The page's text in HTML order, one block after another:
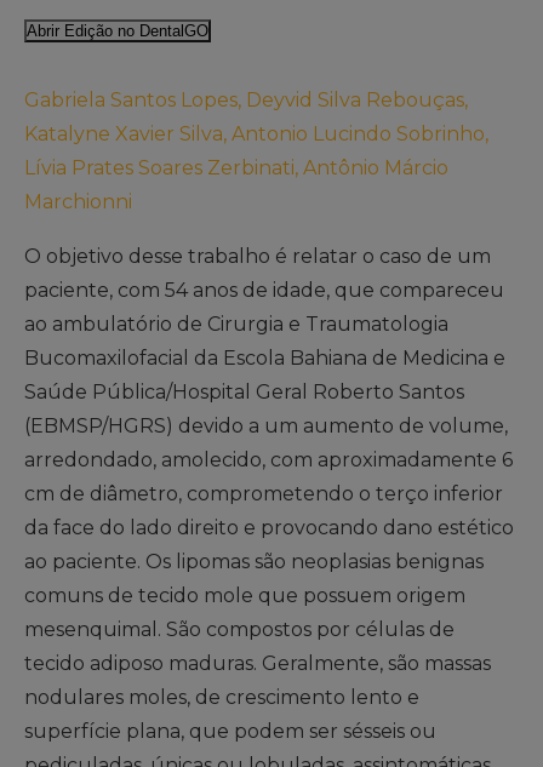
Abrir Edição no DentalGO
Gabriela Santos Lopes, Deyvid Silva Rebouças,
Katalyne Xavier Silva, Antonio Lucindo Sobrinho,
Lívia Prates Soares Zerbinati, Antônio Márcio
Marchionni
O objetivo desse trabalho é relatar o caso de um
paciente, com 54 anos de idade, que compareceu
ao ambulatório de Cirurgia e Traumatologia
Bucomaxilofacial da Escola Bahiana de Medicina e
Saúde Pública/Hospital Geral Roberto Santos
(EBMSP/HGRS) devido a um aumento de volume,
arredondado, amolecido, com aproximadamente 6
cm de diâmetro, comprometendo o terço inferior
da face do lado direito e provocando dano estético
ao paciente. Os lipomas são neoplasias benignas
comuns de tecido mole que possuem origem
mesenquimal. São compostos por células de
tecido adiposo maduras. Geralmente, são massas
nodulares moles, de crescimento lento e
superfície plana, que podem ser sésseis ou